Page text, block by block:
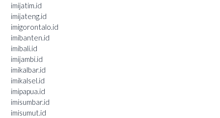
imijatim.id
imijateng.id
imigorontalo.id
imibanten.id
imibali.id
imijambi.id
imikalbar.id
imikalsel.id
imipapua.id
imisumbar.id
imisumut.id